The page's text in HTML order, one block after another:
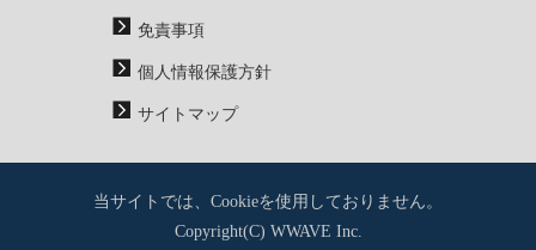
免責事項
個人情報保護方針
サイトマップ
当サイトでは、Cookieを使用しておりません。
Copyright(C) WWAVE Inc.